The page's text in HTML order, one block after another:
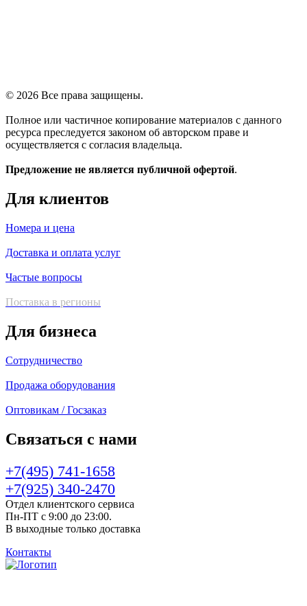
© 2026 Все права защищены.
Полное или частичное копирование материалов с данного
ресурса преследуется законом об авторском праве и
осуществляется с согласия владельца.
Предложение не является публичной офертой.
Для клиентов
Номера и цена
Доставка и оплата услуг
Частые вопросы
Поставка в регионы
Для бизнеса
Сотрудничество
Продажа оборудования
Оптовикам / Госзаказ
Связаться с нами
+7(495) 741-1658
+7(925) 340-2470
Отдел клиентского сервиса
Пн-ПТ с 9:00 до 23:00.
В выходные только доставка
Контакты